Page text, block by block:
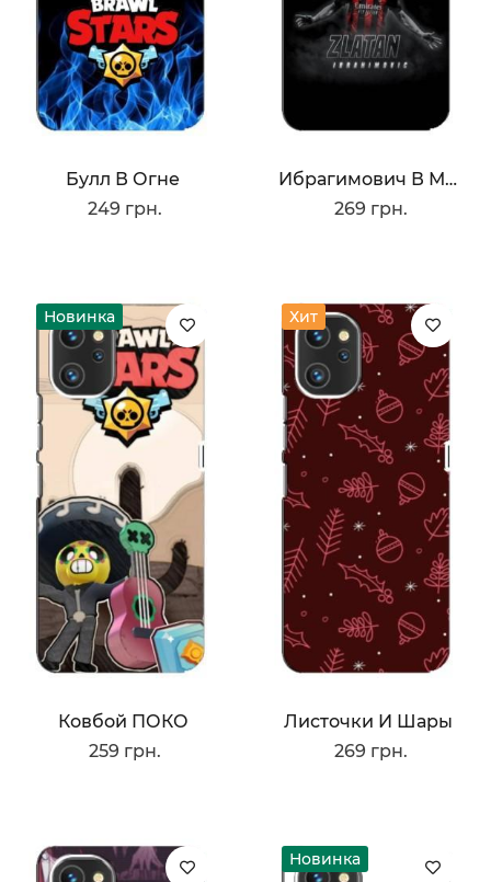
Булл В Огне
249 грн.
Ибрагимович В Милане
269 грн.
Новинка
Ковбой ПОКО
259 грн.
Хит
Листочки И Шары
269 грн.
Новинка